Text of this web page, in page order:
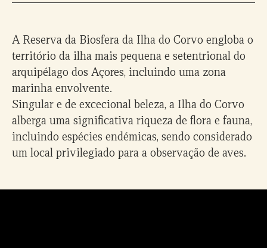
A Reserva da Biosfera da Ilha do Corvo engloba o
território da ilha mais pequena e setentrional do
arquipélago dos Açores, incluindo uma zona
marinha envolvente.
Singular e de excecional beleza, a Ilha do Corvo
alberga uma significativa riqueza de flora e fauna,
incluindo espécies endémicas, sendo considerado
um local privilegiado para a observação de aves.